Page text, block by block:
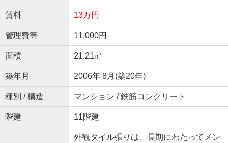
賃料 13万円
管理費等 11,000円
面積 21.21㎡
築年月 2006年 8月(築20年)
種別 / 構造 マンション / 鉄筋コンクリート
階建 11階建
外観タイル張りは、長期にわたってメン